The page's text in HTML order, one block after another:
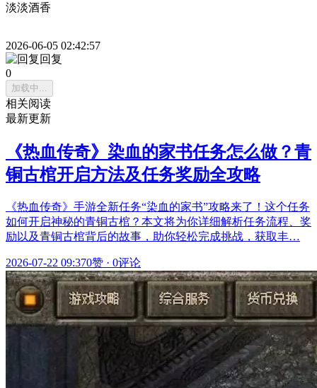
淡淡酒香
2026-06-05 02:42:57
回复
0
加载中...
相关阅读
最新更新
《热血传奇》染血的家书任务怎么做？青
铜古棺开启方法及任务奖励全攻略
《热血传奇》手游全新任务“染血的家书”攻略来了！这个任务
如何开启神秘的青铜古棺？本文将为你详细解析任务流程、奖
励以及青铜古棺背后的故事，助你轻松完成挑战，获取丰…
2026-07-22 09:370赞 · 0评论